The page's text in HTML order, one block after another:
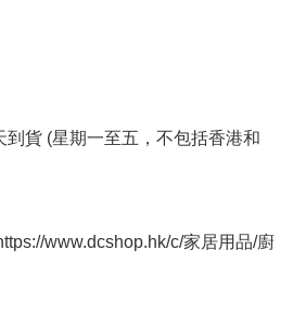
到貨﻿ (星期一至五，不包括香港和
www.dcshop.hk/c/家居用品/廚